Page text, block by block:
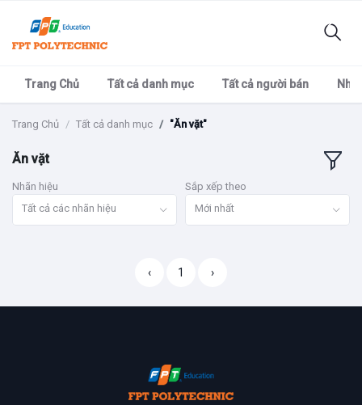
Trang Chủ Tất cả danh mục Tất cả người bán
Trang Chủ Tất cả danh mục "Ăn vặt"
Ăn vặt
Nhãn hiệu
Tất cả các nhãn hiệu
Sắp xếp theo
Mới nhất
‹ 1 ›